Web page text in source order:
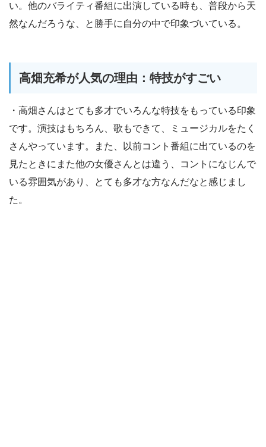
い。他のバライティ番組に出演している時も、普段から天
然なんだろうな、と勝手に自分の中で印象づいている。
高畑充希が人気の理由：特技がすごい
・高畑さんはとても多才でいろんな特技をもっている印象
です。演技はもちろん、歌もできて、ミュージカルをたく
さんやっています。また、以前コント番組に出ているのを
見たときにまた他の女優さんとは違う、コントになじんで
いる雰囲気があり、とても多才な方なんだなと感じまし
た。